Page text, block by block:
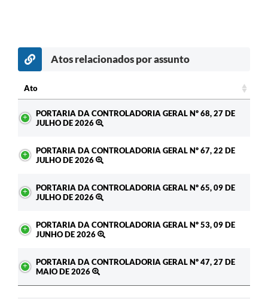
Atos relacionados por assunto
Ato
PORTARIA DA CONTROLADORIA GERAL Nº 68, 27 DE
JULHO DE 2026
PORTARIA DA CONTROLADORIA GERAL Nº 67, 22 DE
JULHO DE 2026
PORTARIA DA CONTROLADORIA GERAL Nº 65, 09 DE
JULHO DE 2026
PORTARIA DA CONTROLADORIA GERAL Nº 53, 09 DE
JUNHO DE 2026
PORTARIA DA CONTROLADORIA GERAL Nº 47, 27 DE
MAIO DE 2026